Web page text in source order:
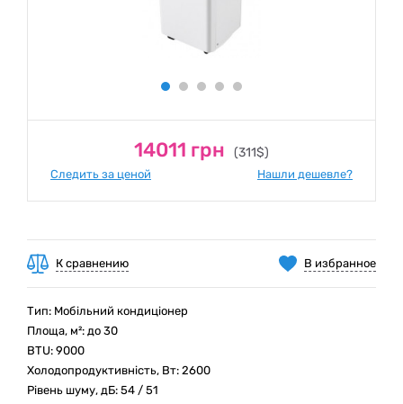
14011 грн (311$)
Следить за ценой Нашли дешевле?
В избранное
К сравнению
Тип: Мобільний кондиціонер
Площа, м²: до 30
BTU: 9000
Холодопродуктивність, Вт: 2600
Рівень шуму, дБ: 54 / 51